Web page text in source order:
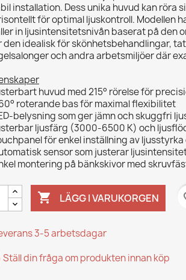
installation. Dess unika huvud kan röra
för optimal ljuskontroll. Modellen
in ljusintensitetsnivån baserat på den
den idealisk för skönhetsbehandlingar,
och andra arbetsmiljöer där
huvud med 215° rörelse för
roterande bas för maximal flexibilitet
belysning som ger jämn och skuggfri
ljusfärg (3000-6500 K) och
för enkel inställning av
sensor som justerar
montering på bänkskivor med
 LÄGG I VARUKORGEN
3-5 arbetsdagar
Ställ din fråga om produkten innan köp